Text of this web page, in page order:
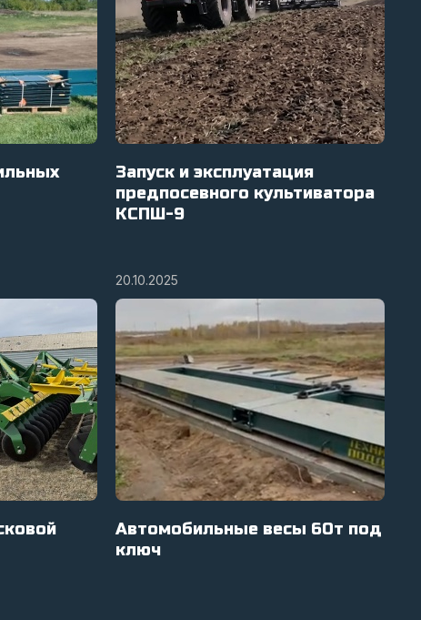
Запуск и эксплуатация
предпосевного культиватора
КСПШ-9
20.10.2025
Автомобильные весы 60т под
ключ